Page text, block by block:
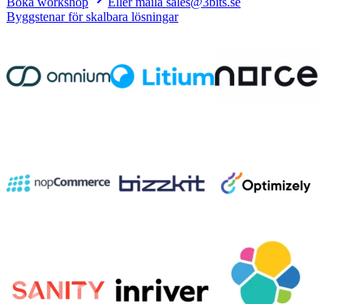
Byggstenar för skalbara lösningar